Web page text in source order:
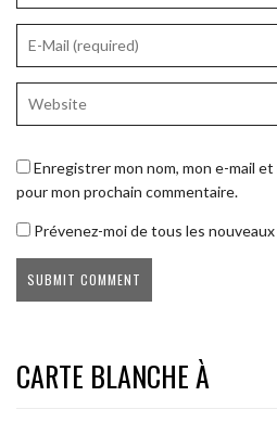
Enregistrer mon nom, mon e-mail
pour mon prochain commentaire.
Prévenez-moi de tous les
CARTE BLANCHE À